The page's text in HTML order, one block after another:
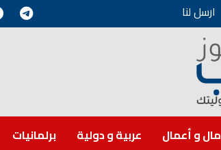
ارسل لنا
مال و أعمال عربية و دولية برلمانيات